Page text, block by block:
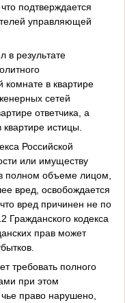
подтверждается
управляющей
в результате
комнате в квартире
сетей
ответчика, а
истицы.
Российской
или имуществу
полном объеме лицом,
вред, освобождается
вред причинен не по
Гражданского кодекса
прав может
требовать полного
при этом
право нарушено,